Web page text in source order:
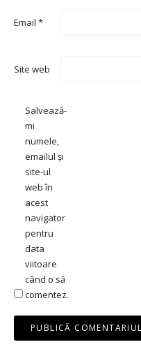
Email *
Site web
Salvează-
mi
numele,
emailul și
site-ul
web în
acest
navigator
pentru
data
viitoare
când o să
comentez.